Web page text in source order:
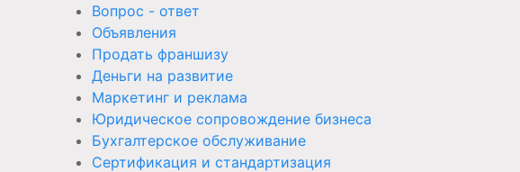
Вопрос - ответ
Объявления
Продать франшизу
Деньги на развитие
Маркетинг и реклама
Юридическое сопровождение бизнеса
Бухгалтерское обслуживание
Сертификация и стандартизация